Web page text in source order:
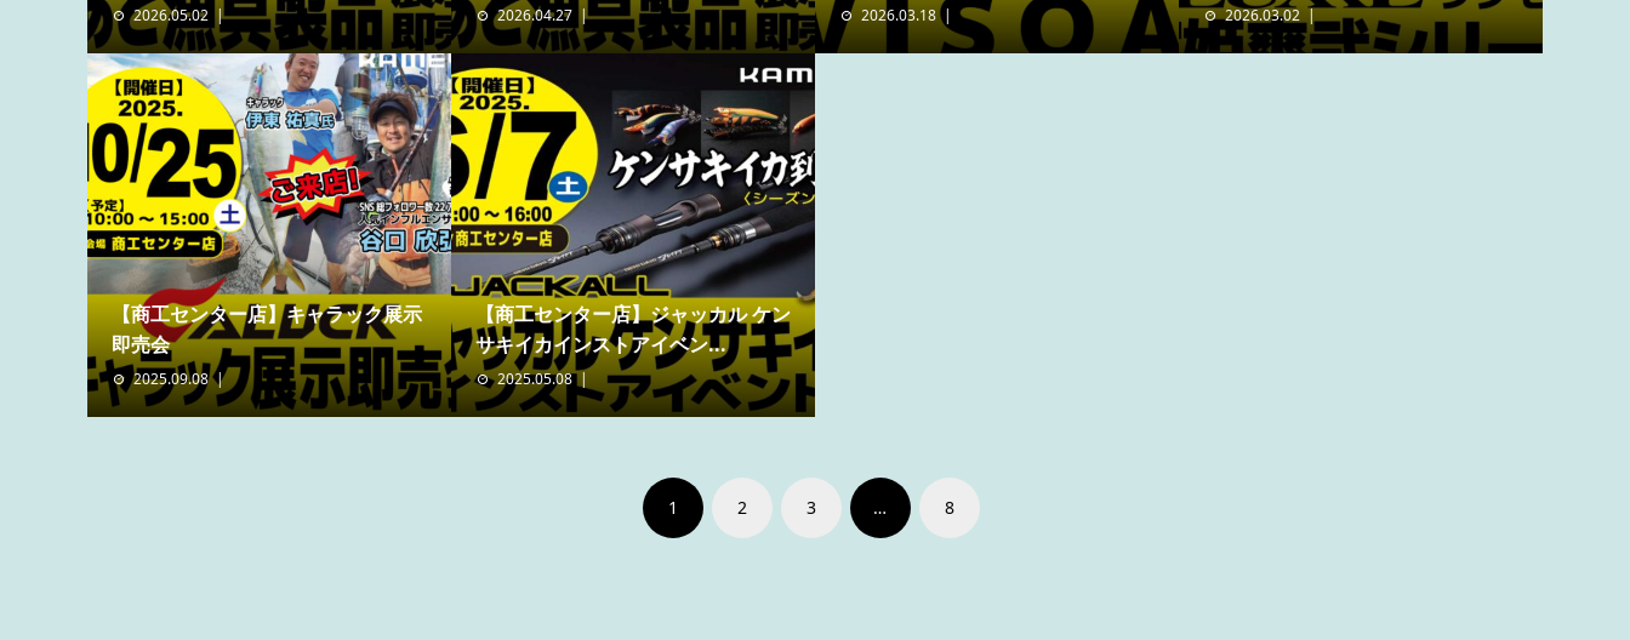
2026.05.02 2026.04.27 2026.03.18 2026.03.02
【商工センター店】キャラック展示
即売会
2025.09.08
【商工センター店】ジャッカル ケン
サキイカインストアイベン...
2025.05.08
1 2 3 … 8